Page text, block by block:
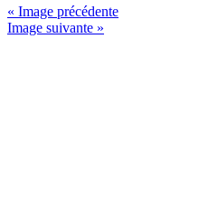
« Image précédente
Image suivante »